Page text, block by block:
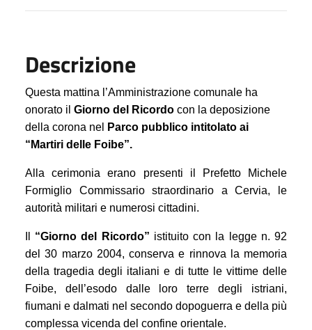
Descrizione
Questa mattina l’Amministrazione comunale ha
onorato il Giorno del Ricordo con la deposizione
della corona nel
Parco pubblico intitolato ai
“Martiri delle Foibe”.
Alla cerimonia erano presenti il Prefetto Michele
Formiglio Commissario straordinario a Cervia, le
autorità militari e numerosi cittadini.
“Giorno del Ricordo” istituito con la legge n. 92
del 30 marzo 2004, conserva e rinnova la memoria
della tragedia degli italiani e di tutte le vittime delle
Foibe, dell’esodo dalle loro terre degli istriani,
fiumani e dalmati nel secondo dopoguerra e della più
complessa vicenda del confine orientale.